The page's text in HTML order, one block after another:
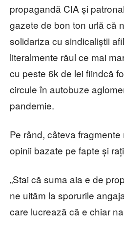
propagandă CIA și
gazete de bon ton urlă că
solidariza cu sindicaliștii
literalmente răul ce mai
cu peste 6k de lei fiindcă
circule în autobuze
pandemie.
Pe rând, câteva
opinii bazate pe fapte și
„Stai că suma aia e de
ne uităm la sporurile
care lucrează că e chiar